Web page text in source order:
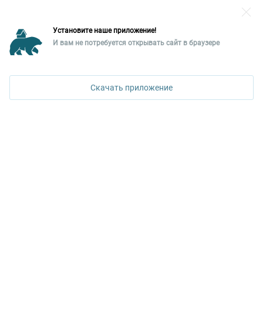
Уральская палата недвижимости
ул. Горького, 65, 0 подъезд, 3 этаж
Установите наше приложение!
И вам не потребуется открывать сайт в браузере
Скачать приложение